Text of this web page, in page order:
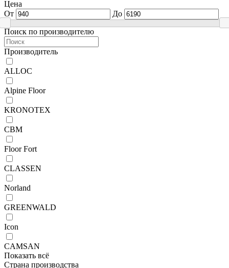
Цена
От
До
Поиск по производителю
Производитель
ALLOC
Alpine Floor
KRONOTEX
CBM
Floor Fort
CLASSEN
Norland
GREENWALD
Icon
CAMSAN
Показать всё
Страна производства